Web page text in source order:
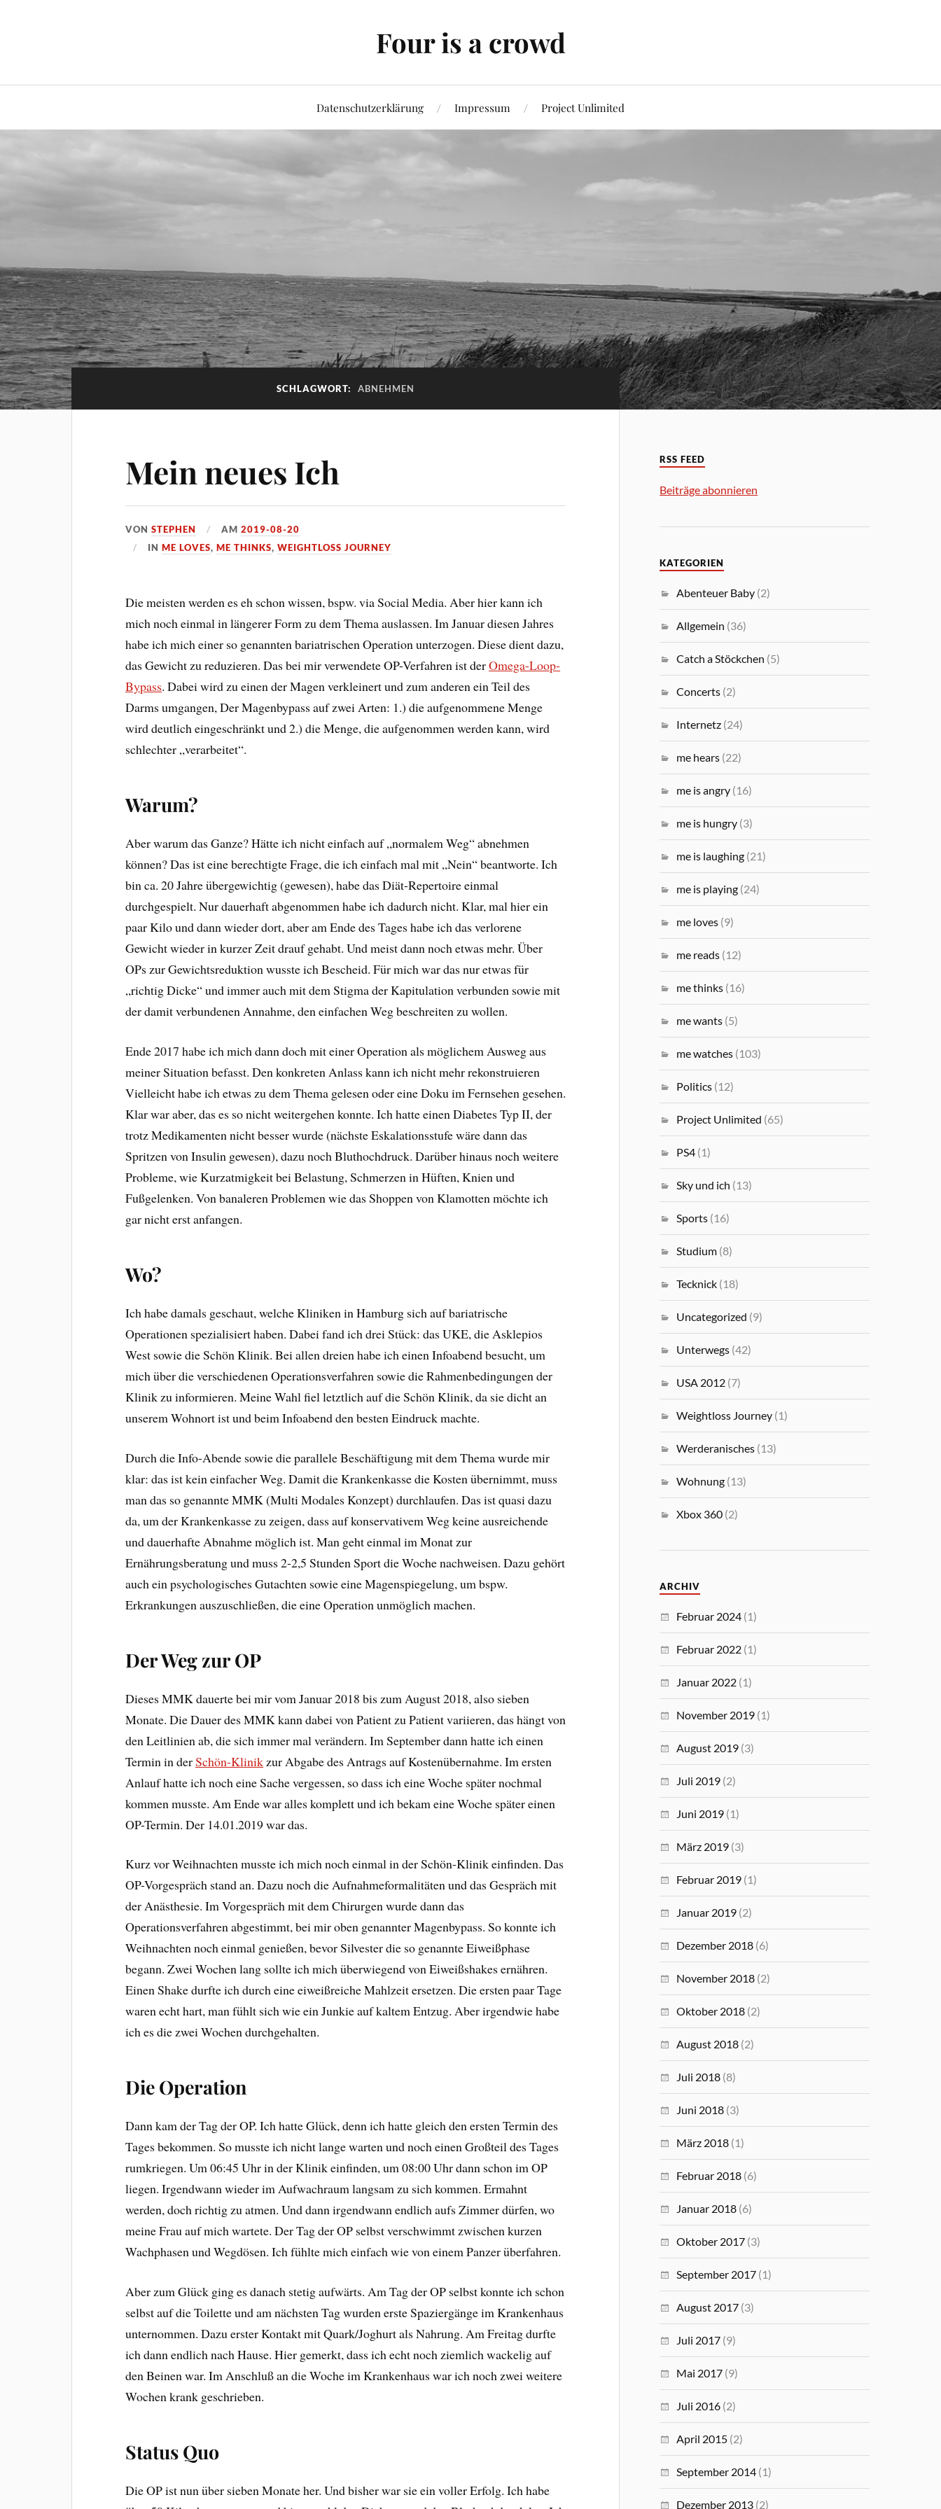
Four is a crowd
Datenschutzerklärung Impressum Project Unlimited
SCHLAGWORT: ABNEHMEN
Mein neues Ich
VONSTEPHEN AM2019-08-20
INME LOVES,ME THINKS,WEIGHTLOSS JOURNEY
Die meisten werden es eh schon wissen, bspw. via Social Media. Aber hier kann ich
mich noch einmal in längerer Form zu dem Thema auslassen. Im Januar diesen Jahres
habe ich mich einer so genannten bariatrischen Operation unterzogen. Diese dient dazu,
das Gewicht zu reduzieren. Das bei mir verwendete OP-Verfahren ist derOmega-Loop-
Bypass. Dabei wird zu einen der Magen verkleinert und zum anderen ein Teil des
Darms umgangen, Der Magenbypass auf zwei Arten: 1.) die aufgenommene Menge
wird deutlich eingeschränkt und 2.) die Menge, die aufgenommen werden kann, wird
schlechter „verarbeitet“.
Warum?
Aber warum das Ganze? Hätte ich nicht einfach auf „normalem Weg“ abnehmen
können? Das ist eine berechtigte Frage, die ich einfach mal mit „Nein“ beantworte. Ich
bin ca. 20 Jahre übergewichtig (gewesen), habe das Diät-Repertoire einmal
durchgespielt. Nur dauerhaft abgenommen habe ich dadurch nicht. Klar, mal hier ein
paar Kilo und dann wieder dort, aber am Ende des Tages habe ich das verlorene
Gewicht wieder in kurzer Zeit drauf gehabt. Und meist dann noch etwas mehr. Über
OPs zur Gewichtsreduktion wusste ich Bescheid. Für mich war das nur etwas für
„richtig Dicke“ und immer auch mit dem Stigma der Kapitulation verbunden sowie mit
der damit verbundenen Annahme, den einfachen Weg beschreiten zu wollen.
Ende 2017 habe ich mich dann doch mit einer Operation als möglichem Ausweg aus
meiner Situation befasst. Den konkreten Anlass kann ich nicht mehr rekonstruieren
Vielleicht habe ich etwas zu dem Thema gelesen oder eine Doku im Fernsehen gesehen.
Klar war aber, das es so nicht weitergehen konnte. Ich hatte einen Diabetes Typ II, der
trotz Medikamenten nicht besser wurde (nächste Eskalationsstufe wäre dann das
Spritzen von Insulin gewesen), dazu noch Bluthochdruck. Darüber hinaus noch weitere
Probleme, wie Kurzatmigkeit bei Belastung, Schmerzen in Hüften, Knien und
Fußgelenken. Von banaleren Problemen wie das Shoppen von Klamotten möchte ich
gar nicht erst anfangen.
Wo?
Ich habe damals geschaut, welche Kliniken in Hamburg sich auf bariatrische
Operationen spezialisiert haben. Dabei fand ich drei Stück: das UKE, die Asklepios
West sowie die Schön Klinik. Bei allen dreien habe ich einen Infoabend besucht, um
mich über die verschiedenen Operationsverfahren sowie die Rahmenbedingungen der
Klinik zu informieren. Meine Wahl fiel letztlich auf die Schön Klinik, da sie dicht an
unserem Wohnort ist und beim Infoabend den besten Eindruck machte.
Durch die Info-Abende sowie die parallele Beschäftigung mit dem Thema wurde mir
klar: das ist kein einfacher Weg. Damit die Krankenkasse die Kosten übernimmt, muss
man das so genannte MMK (Multi Modales Konzept) durchlaufen. Das ist quasi dazu
da, um der Krankenkasse zu zeigen, dass auf konservativem Weg keine ausreichende
und dauerhafte Abnahme möglich ist. Man geht einmal im Monat zur
Ernährungsberatung und muss 2-2,5 Stunden Sport die Woche nachweisen. Dazu gehört
auch ein psychologisches Gutachten sowie eine Magenspiegelung, um bspw.
Erkrankungen auszuschließen, die eine Operation unmöglich machen.
Der Weg zur OP
Dieses MMK dauerte bei mir vom Januar 2018 bis zum August 2018, also sieben
Monate. Die Dauer des MMK kann dabei von Patient zu Patient variieren, das hängt von
den Leitlinien ab, die sich immer mal verändern. Im September dann hatte ich einen
Termin in derSchön-Klinik zur Abgabe des Antrags auf Kostenübernahme. Im ersten
Anlauf hatte ich noch eine Sache vergessen, so dass ich eine Woche später nochmal
kommen musste. Am Ende war alles komplett und ich bekam eine Woche später einen
OP-Termin. Der 14.01.2019 war das.
Kurz vor Weihnachten musste ich mich noch einmal in der Schön-Klinik einfinden. Das
OP-Vorgespräch stand an. Dazu noch die Aufnahmeformalitäten und das Gespräch mit
der Anästhesie. Im Vorgespräch mit dem Chirurgen wurde dann das
Operationsverfahren abgestimmt, bei mir oben genannter Magenbypass. So konnte ich
Weihnachten noch einmal genießen, bevor Silvester die so genannte Eiweißphase
begann. Zwei Wochen lang sollte ich mich überwiegend von Eiweißshakes ernähren.
Einen Shake durfte ich durch eine eiweißreiche Mahlzeit ersetzen. Die ersten paar Tage
waren echt hart, man fühlt sich wie ein Junkie auf kaltem Entzug. Aber irgendwie habe
ich es die zwei Wochen durchgehalten.
Die Operation
Dann kam der Tag der OP. Ich hatte Glück, denn ich hatte gleich den ersten Termin des
Tages bekommen. So musste ich nicht lange warten und noch einen Großteil des Tages
rumkriegen. Um 06:45 Uhr in der Klinik einfinden, um 08:00 Uhr dann schon im OP
liegen. Irgendwann wieder im Aufwachraum langsam zu sich kommen. Ermahnt
werden, doch richtig zu atmen. Und dann irgendwann endlich aufs Zimmer dürfen, wo
meine Frau auf mich wartete. Der Tag der OP selbst verschwimmt zwischen kurzen
Wachphasen und Wegdösen. Ich fühlte mich einfach wie von einem Panzer überfahren.
Aber zum Glück ging es danach stetig aufwärts. Am Tag der OP selbst konnte ich schon
selbst auf die Toilette und am nächsten Tag wurden erste Spaziergänge im Krankenhaus
unternommen. Dazu erster Kontakt mit Quark/Joghurt als Nahrung. Am Freitag durfte
ich dann endlich nach Hause. Hier gemerkt, dass ich echt noch ziemlich wackelig auf
den Beinen war. Im Anschluß an die Woche im Krankenhaus war ich noch zwei weitere
Wochen krank geschrieben.
Status Quo
Die OP ist nun über sieben Monate her. Und bisher war sie ein voller Erfolg. Ich habe
RSS FEED
Beiträge abonnieren
KATEGORIEN
Abenteuer Baby (2)
Allgemein (36)
Catch a Stöckchen (5)
Concerts (2)
Internetz (24)
me hears (22)
me is angry (16)
me is hungry (3)
me is laughing (21)
me is playing (24)
me loves (9)
me reads (12)
me thinks (16)
me wants (5)
me watches (103)
Politics (12)
Project Unlimited (65)
PS4 (1)
Sky und ich (13)
Sports (16)
Studium (8)
Tecknick (18)
Uncategorized (9)
Unterwegs (42)
USA 2012 (7)
Weightloss Journey (1)
Werderanisches (13)
Wohnung (13)
Xbox 360 (2)
ARCHIV
Februar 2024 (1)
Februar 2022 (1)
Januar 2022 (1)
November 2019 (1)
August 2019 (3)
Juli 2019 (2)
Juni 2019 (1)
März 2019 (3)
Februar 2019 (1)
Januar 2019 (2)
Dezember 2018 (6)
November 2018 (2)
Oktober 2018 (2)
August 2018 (2)
Juli 2018 (8)
Juni 2018 (3)
März 2018 (1)
Februar 2018 (6)
Januar 2018 (6)
Oktober 2017 (3)
September 2017 (1)
August 2017 (3)
Juli 2017 (9)
Mai 2017 (9)
Juli 2016 (2)
April 2015 (2)
September 2014 (1)
Dezember 2013 (2)